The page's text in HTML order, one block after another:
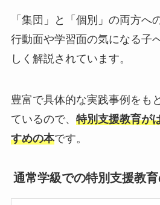
「集団」と「個別」の両方へ
行動面や学習面の気になる子
しく解説されています。
豊富で具体的な実践事例をも
ているので、 特別支援教育が
すめの本です。
通常学級での特別支援教